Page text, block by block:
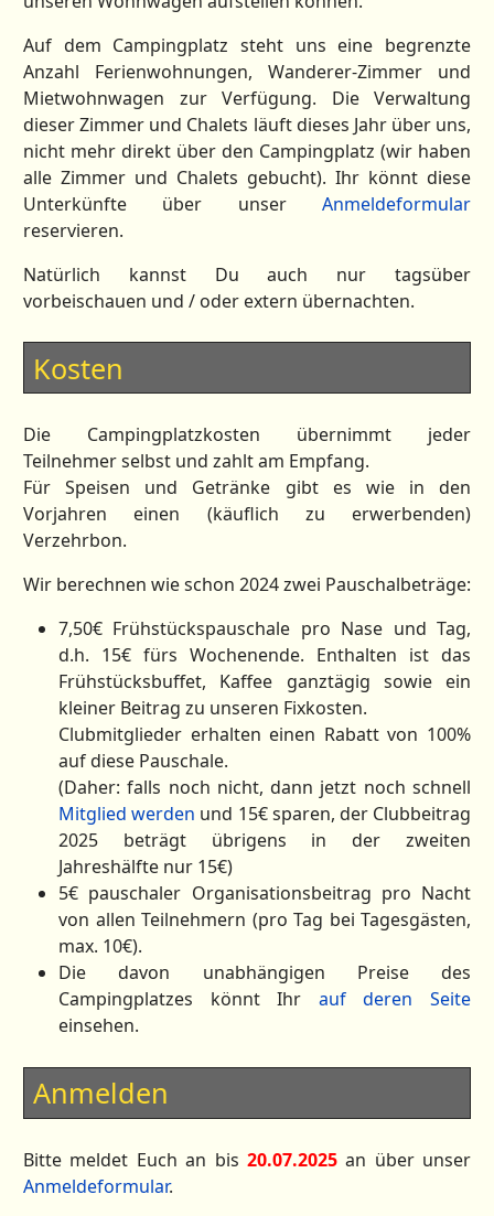
Auf dem Campingplatz steht uns eine begrenzte
Anzahl Ferienwohnungen, Wanderer-Zimmer und
Mietwohnwagen zur Verfügung. Die Verwaltung
dieser Zimmer und Chalets läuft dieses Jahr über uns,
nicht mehr direkt über den Campingplatz (wir haben
alle Zimmer und Chalets gebucht). Ihr könnt diese
Unterkünfte über unser Anmeldeformular
reservieren.
Natürlich kannst Du auch nur tagsüber
vorbeischauen und / oder extern übernachten.
Kosten
Die Campingplatzkosten übernimmt jeder
Teilnehmer selbst und zahlt am Empfang.
Für Speisen und Getränke gibt es wie in den
Vorjahren einen (käuflich zu erwerbenden)
Verzehrbon.
Wir berechnen wie schon 2024 zwei Pauschalbeträge:
7,50€ Frühstückspauschale pro Nase und Tag,
d.h. 15€ fürs Wochenende. Enthalten ist das
Frühstücksbuffet, Kaffee ganztägig sowie ein
kleiner Beitrag zu unseren Fixkosten.
Clubmitglieder erhalten einen Rabatt von 100%
auf diese Pauschale.
(Daher: falls noch nicht, dann jetzt noch schnell
Mitglied werden und 15€ sparen, der Clubbeitrag
2025 beträgt übrigens in der zweiten
Jahreshälfte nur 15€)
5€ pauschaler Organisationsbeitrag pro Nacht
von allen Teilnehmern (pro Tag bei Tagesgästen,
max. 10€).
Die davon unabhängigen Preise des
Campingplatzes könnt Ihr auf deren Seite
einsehen.
Anmelden
Bitte meldet Euch an bis 20.07.2025an über unser
Anmeldeformular.